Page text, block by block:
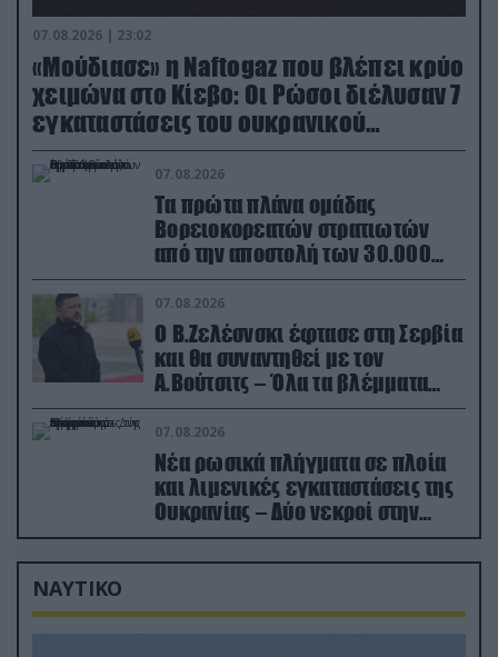
07.08.2026 | 23:02
«Μούδιασε» η Naftogaz που βλέπει κρύο
χειμώνα στο Κίεβο: Οι Ρώσοι διέλυσαν 7
εγκαταστάσεις του ουκρανικού
κολοσσού!
07.08.2026
Τα πρώτα πλάνα ομάδας
Βορειοκορεατών στρατιωτών
από την αποστολή των 30.000
που έφτασαν στη Ρωσία (βίντεο)
07.08.2026
Ο Β.Ζελέσνσκι έφτασε στη Σερβία
και θα συναντηθεί με τον
Α.Βούτσιτς – Όλα τα βλέμματα
στις σχέσεις με τη Ρωσία
07.08.2026
Νέα ρωσικά πλήγματα σε πλοία
και λιμενικές εγκαταστάσεις της
Ουκρανίας – Δύο νεκροί στην
Κριμαία
ΝΑΥΤΙΚΟ